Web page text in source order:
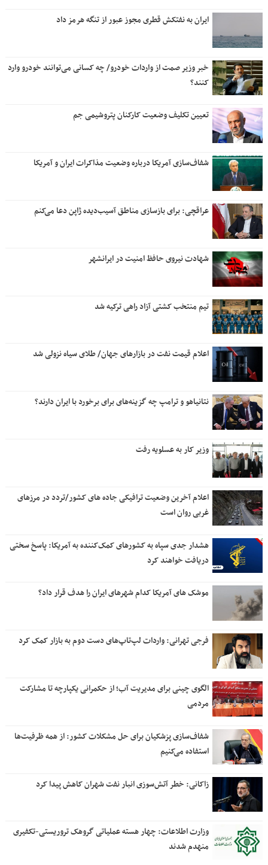
ایران به نفتکش قطری مجوز عبور از تنگه هرمز داد
خبر وزیر صمت از واردات خودرو/ چه کسانی می‌توانند خودرو وارد
کنند؟
تعیین تکلیف وضعیت کارکنان پتروشیمی جم
شفاف‌سازی آمریکا درباره وضعیت مذاکرات ایران و آمریکا
عراقچی: برای بازسازی مناطق آسیب‌دیده ژاپن دعا می‌کنم
شهادت نیروی حافظ امنیت در ایرانشهر
تیم منتخب کشتی آزاد راهی ترکیه شد
اعلام قیمت نفت در بازارهای جهان/ طلای سیاه نزولی شد
نتانیاهو و ترامپ چه گزینه‌های برای برخورد با ایران دارند؟
وزیر کار به عسلویه رفت
اعلام آخرین وضعیت ترافیکی جاده های کشور/تردد در مرزهای
غربی روان است
هشدار جدی سپاه به کشورهای کمک‌کننده به آمریکا: پاسخ سختی
دریافت خواهند کرد
موشک های آمریکا کدام شهرهای ایران را هدف قرار داد؟
فرجی تهرانی: واردات لپ‌تاپ‌های دست دوم به بازار کمک کرد
الگوی چینی برای مدیریت آب؛ از حکمرانی یکپارچه تا مشارکت
مردمی
شفاف‌سازی پزشکیان برای حل مشکلات کشور: از همه ظرفیت‌ها
استفاده می‌کنیم
زاکانی: خطر آتش‌سوزی انبار نفت شهران کاهش پیدا کرد
وزارت اطلاعات: چهار هسته‌ عملیاتی گروهک‌ تروریستی-تکفیری
منهدم شدند